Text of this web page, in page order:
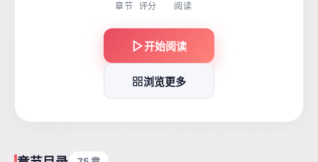
章节 评分 阅读
开始阅读
浏览更多